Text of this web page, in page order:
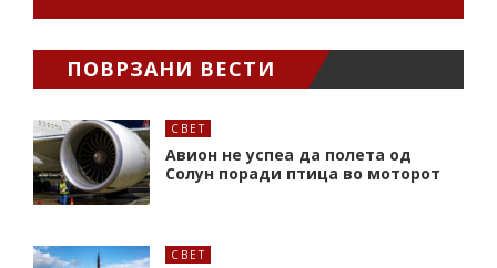
ПОВРЗАНИ ВЕСТИ
СВЕТ
Авион не успеа да полета од
Солун поради птица во моторот
СВЕТ